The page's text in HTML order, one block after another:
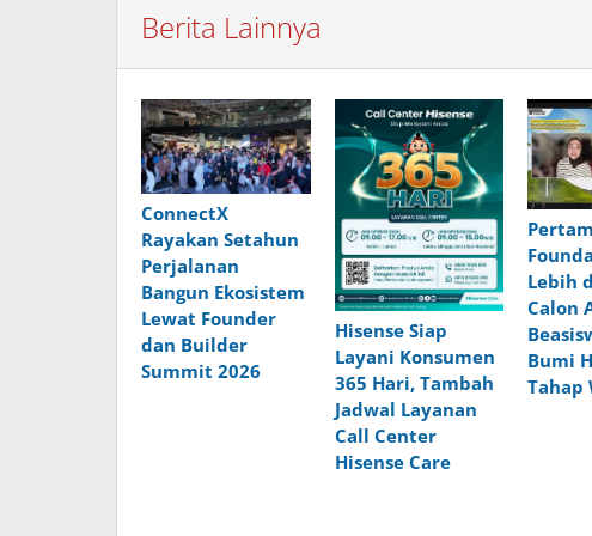
Berita Lainnya
ConnectX
Rayakan Setahun
Perjalanan
Bangun Ekosistem
Lewat Founder
dan Builder
Summit 2026
Hisense Siap
Layani Konsumen
365 Hari, Tambah
Jadwal Layanan
Call Center
Hisense Care
Lebih
Calon
Bumi
Tahap